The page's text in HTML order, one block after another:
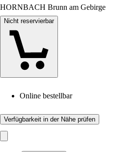
HORNBACH Brunn am Gebirge
Nicht reservierbar
Online bestellbar
Verfügbarkeit in der Nähe prüfen